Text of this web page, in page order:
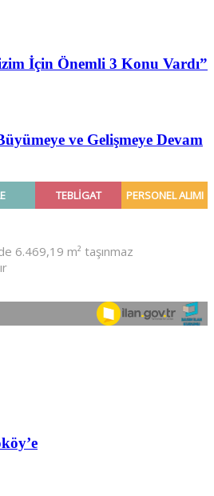
İçin Önemli 3 Konu Vardı”
ve Gelişmeye Devam